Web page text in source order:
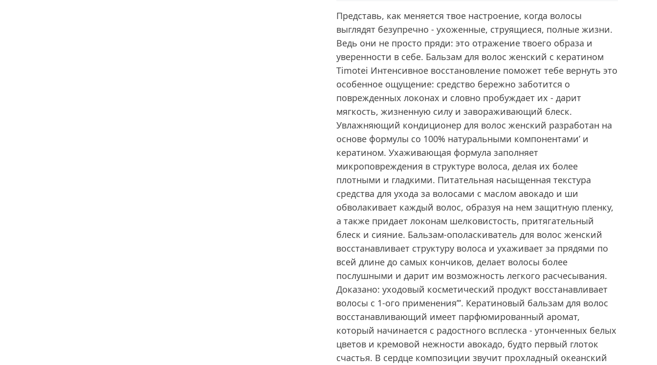
Представь, как меняется твое настроение, когда волосы
выглядят безупречно - ухоженные, струящиеся, полные жизни.
Ведь они не просто пряди: это отражение твоего образа и
уверенности в себе. Бальзам для волос женский с кератином
Timotei Интенсивное восстановление поможет тебе вернуть это
особенное ощущение: средство бережно заботится о
поврежденных локонах и словно пробуждает их - дарит
мягкость, жизненную силу и завораживающий блеск.
Увлажняющий кондиционер для волос женский разработан на
основе формулы со 100% натуральными компонентами’ и
кератином. Ухаживающая формула заполняет
микроповреждения в структуре волоса, делая их более
плотными и гладкими. Питательная насыщенная текстура
средства для ухода за волосами с маслом авокадо и ши
обволакивает каждый волос, образуя на нем защитную пленку,
а также придает локонам шелковистость, притягательный
блеск и сияние. Бальзам-ополаскиватель для волос женский
восстанавливает структуру волоса и ухаживает за прядями по
всей длине до самых кончиков, делает волосы более
послушными и дарит им возможность легкого расчесывания.
Доказано: уходовый косметический продукт восстанавливает
волосы с 1-ого применения’’’. Кератиновый бальзам для волос
восстанавливающий имеет парфюмированный аромат,
который начинается с радостного всплеска - утонченных белых
цветов и кремовой нежности авокадо, будто первый глоток
счастья. В сердце композиции звучит прохладный океанский